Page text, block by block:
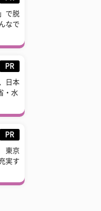
で脱
なで
PR
日本
・水
PR
東京
実す